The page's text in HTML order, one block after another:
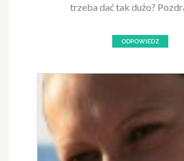
trzeba dać tak dużo?
ODPOWIEDZ